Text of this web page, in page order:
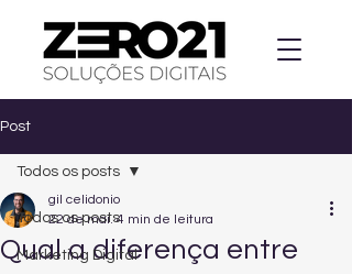
Post
Todos os posts
Marketing Digital
Todos os posts
Qual a diferença entre
gil celidonio
22 de mai. 4 min de leitura